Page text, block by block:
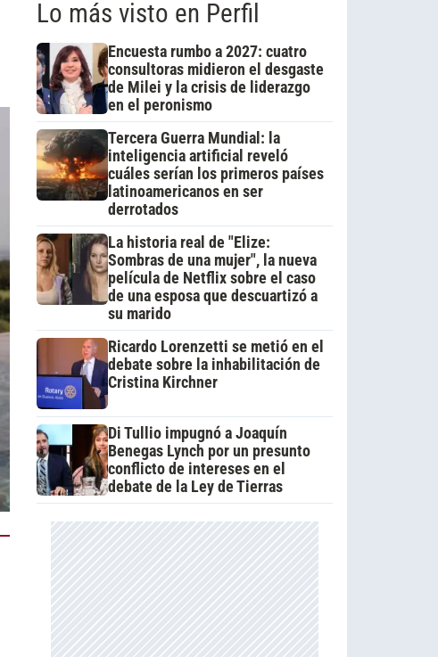
Lo más visto en Perfil
Encuesta rumbo a 2027: cuatro
consultoras midieron el desgaste
de Milei y la crisis de liderazgo
en el peronismo
Tercera Guerra Mundial: la
inteligencia artificial reveló
cuáles serían los primeros países
latinoamericanos en ser
derrotados
La historia real de "Elize:
Sombras de una mujer", la nueva
película de Netflix sobre el caso
de una esposa que descuartizó a
su marido
Ricardo Lorenzetti se metió en el
debate sobre la inhabilitación de
Cristina Kirchner
Di Tullio impugnó a Joaquín
Benegas Lynch por un presunto
conflicto de intereses en el
debate de la Ley de Tierras